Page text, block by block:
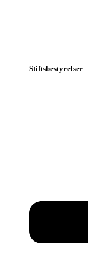
Stiftsbestyrelser